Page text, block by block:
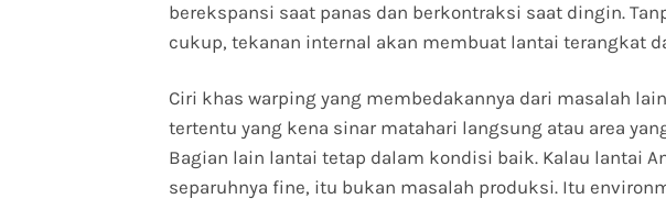
berekspansi saat panas dan berkontraksi saat dingin.
cukup, tekanan internal akan membuat lantai terangkat
Ciri khas warping yang membedakannya dari masalah
tertentu yang kena sinar matahari langsung atau area
Bagian lain lantai tetap dalam kondisi baik. Kalau lantai
separuhnya fine, itu bukan masalah produksi. Itu